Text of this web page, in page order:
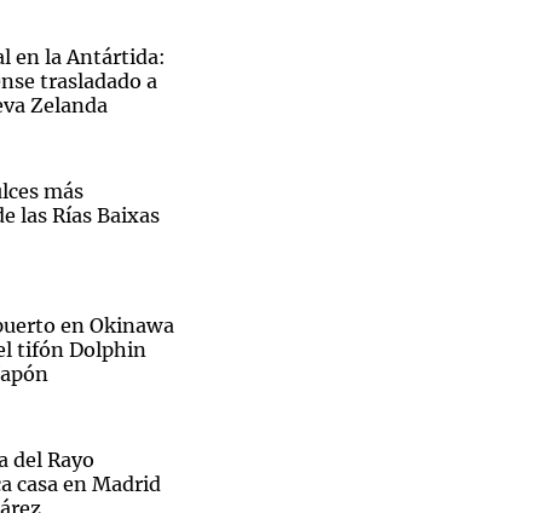
en la Antártida:
trasladado a
Zelanda
más
las Rías Baixas
en Okinawa
tifón Dolphin
del Rayo
casa en Madrid